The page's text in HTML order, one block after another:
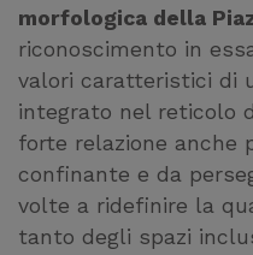
morfologica della
riconoscimento in
valori caratteristici di
integrato nel reticolo
forte relazione anche
confinante e da
volte a ridefinire la
tanto degli spazi